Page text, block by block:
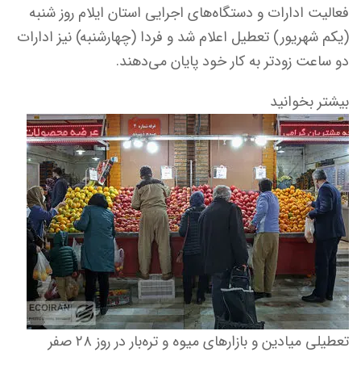
فعالیت ادارات و دستگاه‌های اجرایی استان ایلام روز شنبه
(یکم شهریور) تعطیل اعلام شد و فردا (چهارشنبه) نیز ادارات
دو ساعت زودتر به کار خود پایان می‌دهند.
بیشتر بخوانید
تعطیلی میادین و بازارهای میوه و تره‌بار در روز ۲۸ صفر